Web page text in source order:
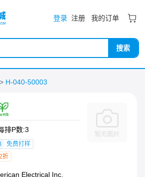
登录 注册 我的订单
搜索
H-040-50003
排P数:3
免费打样
折
Electrical Inc.